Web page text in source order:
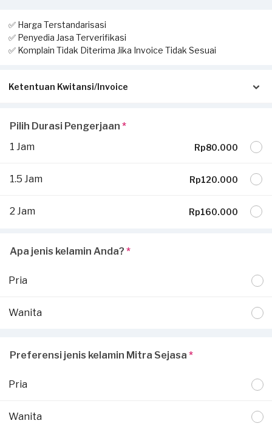
✅ Harga Terstandarisasi
✅ Penyedia Jasa Terverifikasi
✅ Komplain Tidak Diterima Jika Invoice Tidak Sesuai
Ketentuan Kwitansi/Invoice
Pastikan kwitansi/invoice yang diterbitkan dari Sejasa sesuai
dengan pengerjaan sesungguhnya di tempat Anda:
Jika tidak sesuai, komplain Anda tidak dapat dilayani dan
dilaporkan ke
Pilih Durasi Pengerjaan *
1 Jam
Rp80.000
1.5 Jam Rp120.000
2 Jam Rp160.000
Apa jenis kelamin Anda? *
Pria
Wanita
Preferensi jenis kelamin Mitra Sejasa *
Pria
Wanita